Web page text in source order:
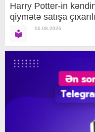
Harry Potter-in
qiymətə satışa
06.08.2026